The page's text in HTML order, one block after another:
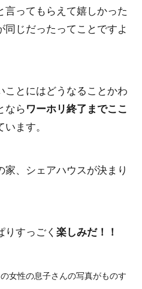
言ってもらえて嬉しかった
じだったってことですよ
ことにはどうなることかわ
なら ワーホリ終了までここ
います。
家、シェアハウスが決まり
すっごく 楽しみだ！！
女性の息子さんの写真がものす